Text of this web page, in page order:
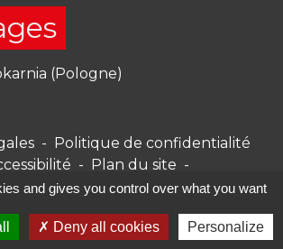
(Pologne)
- Politique de confidentialité
- Plan du site -
Gestion des cookies
en partenariat avec Réseau des Communes
and gives you control over what you want
Deny all cookies Personalize